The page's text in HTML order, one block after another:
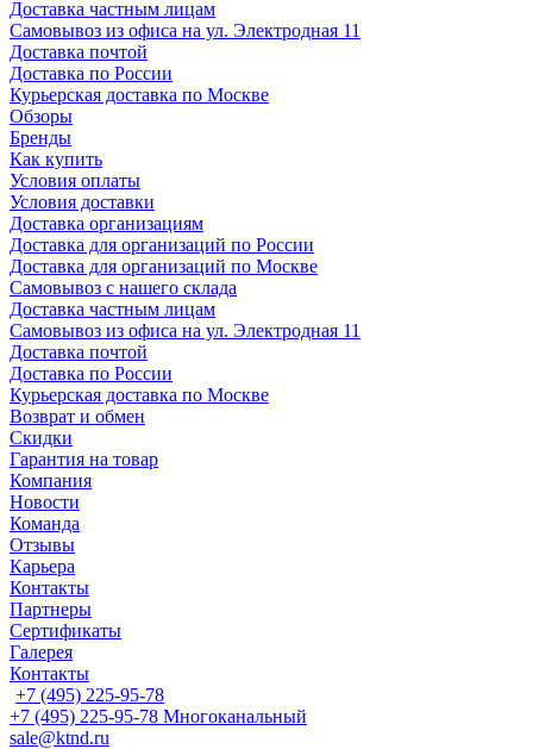
Доставка частным лицам
Самовывоз из офиса на ул. Электродная 11
Доставка почтой
Доставка по России
Курьерская доставка по Москве
Обзоры
Бренды
Как купить
Условия оплаты
Условия доставки
Доставка организациям
Доставка для организаций по России
Доставка для организаций по Москве
Самовывоз с нашего склада
Доставка частным лицам
Самовывоз из офиса на ул. Электродная 11
Доставка почтой
Доставка по России
Курьерская доставка по Москве
Возврат и обмен
Скидки
Гарантия на товар
Компания
Новости
Команда
Отзывы
Карьера
Контакты
Партнеры
Сертификаты
Галерея
Контакты
+7 (495) 225-95-78
+7 (495) 225-95-78 Многоканальный
sale@ktnd.ru